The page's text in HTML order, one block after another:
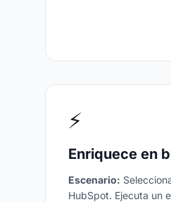
⚡
Enriquece en
Escenario:
HubSpot. Ejecuta un